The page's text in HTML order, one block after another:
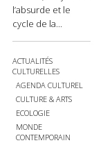
l’absurde et le
cycle de la...
ACTUALITÉS
CULTURELLES
AGENDA CULTUREL
CULTURE & ARTS
ECOLOGIE
MONDE
CONTEMPORAIN